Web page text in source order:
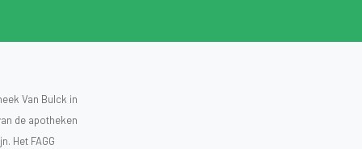
Van Bulck in
de apotheken
Het FAGG